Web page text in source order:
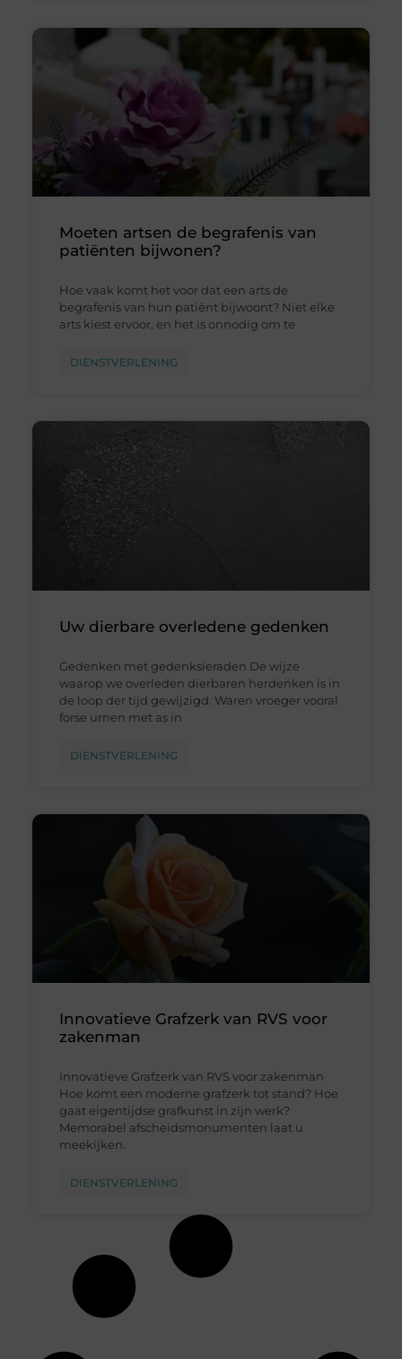
Moeten artsen de begrafenis van
patiënten bijwonen?
Hoe vaak komt het voor dat een arts de
begrafenis van hun patiënt bijwoont? Niet elke
arts kiest ervoor, en het is onnodig om te
DIENSTVERLENING
Uw dierbare overledene gedenken
Gedenken met gedenksieraden De wijze
waarop we overleden dierbaren herdenken is in
de loop der tijd gewijzigd. Waren vroeger vooral
forse urnen met as in
DIENSTVERLENING
Innovatieve Grafzerk van RVS voor
zakenman
Innovatieve Grafzerk van RVS voor zakenman
Hoe komt een moderne grafzerk tot stand? Hoe
gaat eigentijdse grafkunst in zijn werk?
Memorabel afscheidsmonumenten laat u
meekijken.
DIENSTVERLENING